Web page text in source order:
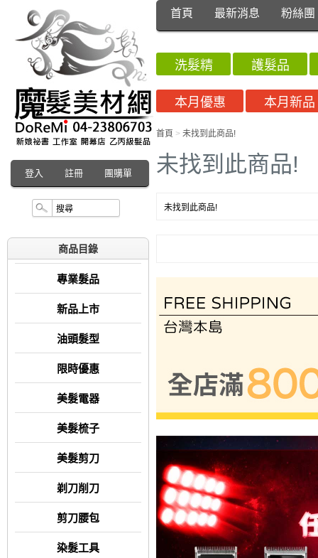
登入 註冊 團購單
首頁 最新消息 粉絲團
商品目錄
專業髮品
新品上市
油頭髮型
限時優惠
美髮電器
美髮梳子
美髮剪刀
剃刀削刀
剪刀腰包
染髮工具
洗髮精
護髮品
本月優惠
本月新品
首頁 > 未找到此商品!
未找到此商品!
未找到此商品!